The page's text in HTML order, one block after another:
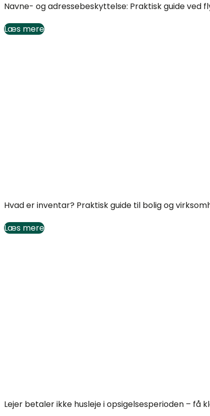
Navne- og adressebeskyttelse: Praktisk guide
Læs mere
Hvad er inventar? Praktisk guide til bolig og
Læs mere
Lejer betaler ikke husleje i opsigelsesperioden – få